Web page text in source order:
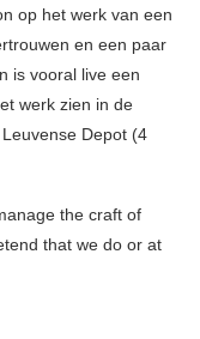
op het werk van een
en een paar
is vooral live een
werk zien in de
Depot (4
the craft of
that we do or at